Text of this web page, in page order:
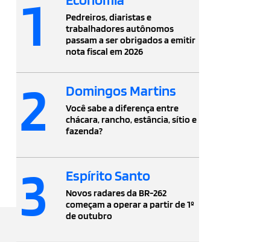
1
Pedreiros, diaristas e
trabalhadores autônomos
passam a ser obrigados a emitir
nota fiscal em 2026
2 Domingos Martins
Você sabe a diferença entre
chácara, rancho, estância, sítio e
fazenda?
3 Espírito Santo
Novos radares da BR-262
começam a operar a partir de 1º
de outubro